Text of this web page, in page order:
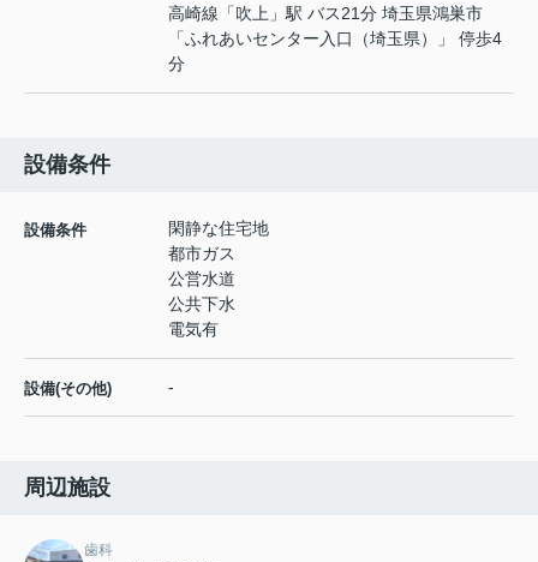
高崎線 「吹上 」駅 バス21分 埼玉県鴻巣市
「ふれあいセンター入口（埼玉県）」 停歩4
分
設備条件
設備条件
閑静な住宅地
都市ガス
公営水道
公共下水
電気有
設備(その他) -
周辺施設
歯科